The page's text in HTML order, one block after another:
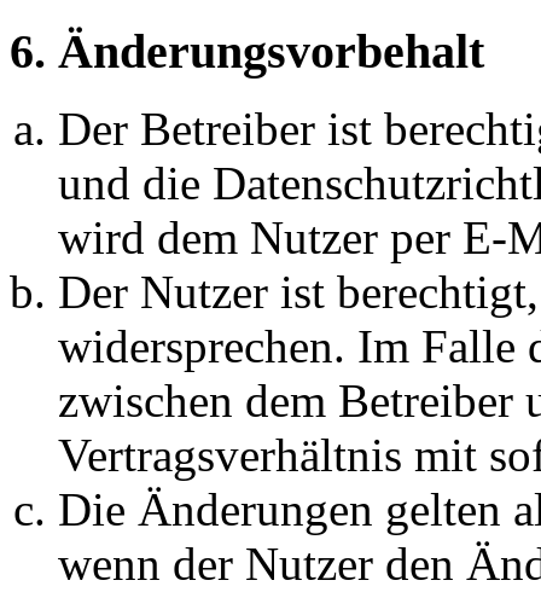
6. Änderungsvorbehalt
Der Betreiber ist
und die
wird dem Nutzer per E-
Der Nutzer ist
widersprechen. Im Falle
zwischen dem Betreiber
Vertragsverhältnis mit
Die Änderungen gelten
wenn der Nutzer den